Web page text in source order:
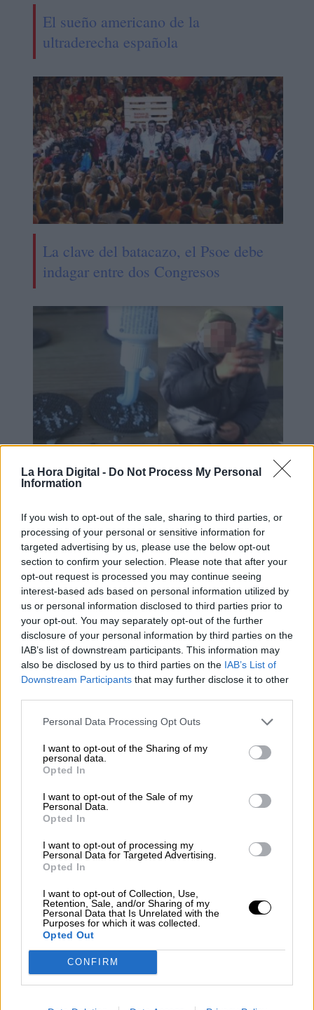
La Hora Digital - Do Not Process My Personal
Information
If you wish to opt-out of the sale, sharing to third parties, or
processing of your personal or sensitive information for
targeted advertising by us, please use the below opt-out
section to confirm your selection. Please note that after your
opt-out request is processed you may continue seeing
interest-based ads based on personal information utilized by
us or personal information disclosed to third parties prior to
your opt-out. You may separately opt-out of the further
disclosure of your personal information by third parties on the
IAB’s list of downstream participants. This information may
also be disclosed by us to third parties on the IAB’s List of
Downstream Participants that may further disclose it to other
Personal Data Processing Opt Outs
I want to opt-out of the Sharing of my
personal data.
Opted In
I want to opt-out of the Sale of my
Personal Data.
Opted In
I want to opt-out of processing my
Personal Data for Targeted Advertising.
Opted In
I want to opt-out of Collection, Use,
Retention, Sale, and/or Sharing of my
Personal Data that Is Unrelated with the
Purposes for which it was collected.
Opted Out
CONFIRM
El sueño americano de la
ultraderecha española
La clave del batacazo, el Psoe debe
indagar entre dos Congresos
El Supremo condena a un youtuber
inclusión laboral de las personas
LGBT+
OPINIONES DIVERSAS
¿La ciudadanía de Occidente
Por Álvaro Frutos Rosado y Gabinete
Geopolítica de Crisis
Suelta y confía
Por María Comesaña